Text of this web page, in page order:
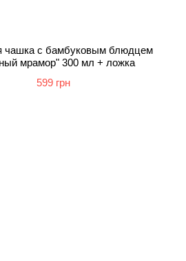
чашка с бамбуковым блюдцем
мрамор" 300 мл + ложка
599 грн